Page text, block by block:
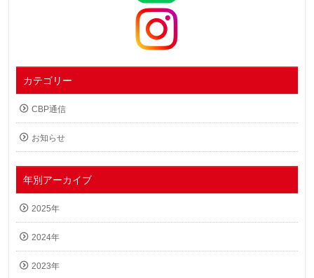
カテゴリー
CBP通信
お知らせ
年別アーカイブ
2025年
2024年
2023年